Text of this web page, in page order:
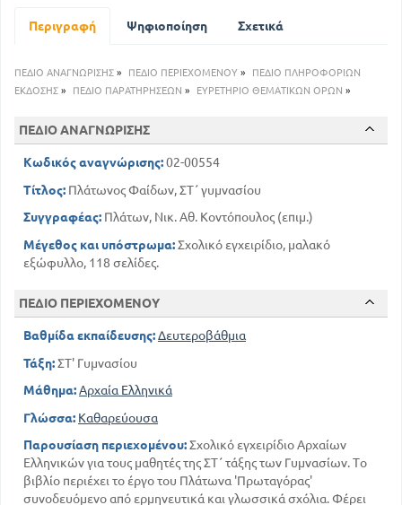
Περιγραφή Ψηφιοποίηση Σχετικά
ΠΕΔΙΟ ΑΝΑΓΝΩΡΙΣΗΣ » ΠΕΔΙΟ ΠΕΡΙΕΧΟΜΕΝΟΥ »
ΠΕΔΙΟ ΠΛΗΡΟΦΟΡΙΩΝ
ΕΚΔΟΣΗΣ » ΠΕΔΙΟ ΠΑΡΑΤΗΡΗΣΕΩΝ » ΕΥΡΕΤΗΡΙΟ ΘΕΜΑΤΙΚΩΝ ΟΡΩΝ »
ΠΕΔΙΟ ΑΝΑΓΝΩΡΙΣΗΣ
Κωδικός αναγνώρισης:02-00554
Τίτλος: Πλάτωνος Φαίδων, ΣΤ΄ γυμνασίου
Συγγραφέας: Πλάτων, Νικ. Αθ. Κοντόπουλος (επιμ.)
Μέγεθος και υπόστρωμα:Σχολικό εγχειρίδιο, μαλακό
εξώφυλλο, 118 σελίδες.
ΠΕΔΙΟ ΠΕΡΙΕΧΟΜΕΝΟΥ
Βαθμίδα εκπαίδευσης:Δευτεροβάθμια
Τάξη:ΣΤ' Γυμνασίου
Μάθημα:Αρχαία Ελληνικά
Γλώσσα: Καθαρεύουσα
Παρουσίαση περιεχομένου:Σχολικό εγχειρίδιο Αρχαίων
Ελληνικών για τους μαθητές της ΣΤ΄ τάξης των Γυμνασίων. Το
βιβλίο περιέχει το έργο του Πλάτωνα 'Πρωταγόρας'
συνοδευόμενο από ερμηνευτικά και γλωσσικά σχόλια. Φέρει